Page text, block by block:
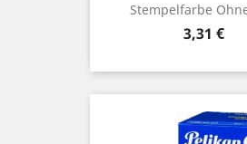
Stempelfarbe
Preis
3,31 €